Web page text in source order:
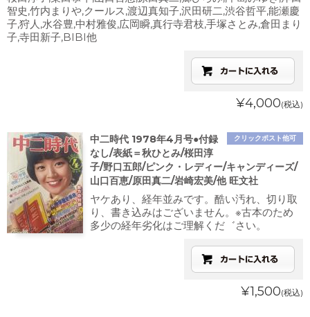
智史,竹内まりや,クールス,渡辺真知子,沢田研二,渋谷哲平,能瀬慶
子,狩人,水谷豊,中村雅俊,広岡瞬,真行寺君枝,手塚さとみ,倉田まり
子,寺田新子,BIBI他
¥4,000(税込)
クリックポスト他可
中二時代 1978年4月号●付録
なし/表紙＝秋ひとみ/桜田淳
子/野口五郎/ピンク・レディー/キャンディーズ/
山口百恵/原田真二/岩崎宏美/他 旺文社
ヤケあり、経年並みです。酷い汚れ、切り取
り、書き込みはございません。※古本のため
多少の経年劣化はご理解くだ゛さい。
¥1,500(税込)